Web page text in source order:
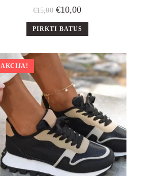
€15,00 €10,00
PIRKTI BATUS
AKCIJA!